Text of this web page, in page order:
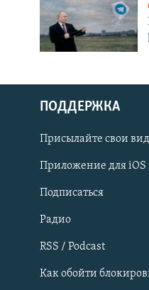
Українською
Qırımtatar
ПРИСОЕДИНЯЙТЕСЬ!
ПОДДЕРЖКА
Присылайте свои
Приложение для
Подписаться
Радио
RSS / Podcast
Как обойти